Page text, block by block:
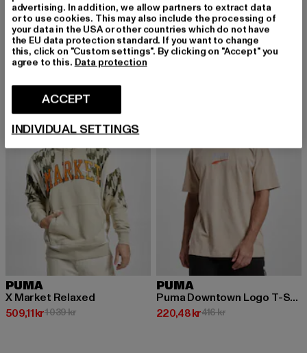
PUMA
Ferrari Race Statement
från646,40 kr
Nuvarande pris: Från 646,40 kr
1 616 krKampanjpris: 1 616 kr
PUMA
Graphic
från254,88 kr
Nuvarande pris: Från 254,88 kr
531 krKampanjpris:
PUMA
X Market Relaxed
509,11 kr
Nuvarande pris: 509,11 kr
1 039 krKampanjpris: 1 039 kr
PUMA
Puma Downtown Logo T-Shirt
220,48 kr
Nuvarande pris: 220,48 kr
416 krKampanjpris: 416 kr
advertising. In addition, we allow partners to extract data
or to use cookies. This may also include the processing of
your data in the USA or other countries which do not have
the EU data protection standard. If you want to change
this, click on "Custom settings". By clicking on "Accept" you
agree to this. Data protection
ACCEPT
INDIVIDUAL SETTINGS